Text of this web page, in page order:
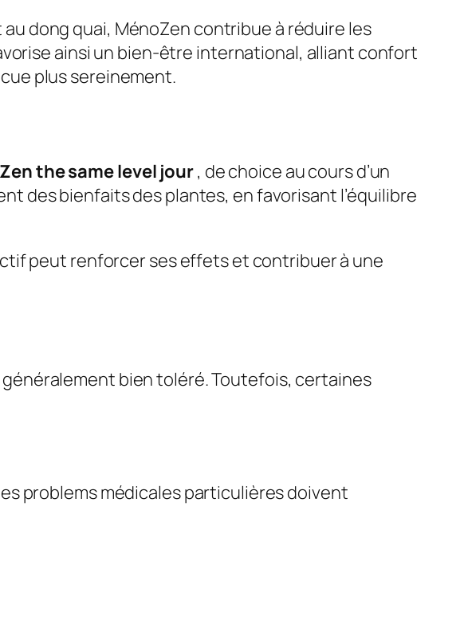
dong quai, MénoZen contribue à réduire les
ainsi un bien-être international, alliant confort
plus sereinement.
the same level jour, de choice au cours d’un
des bienfaits des plantes, en favorisant l’équilibre
peut renforcer ses effets et contribuer à une
bien toléré. Toutefois, certaines
problems médicales particulières doivent